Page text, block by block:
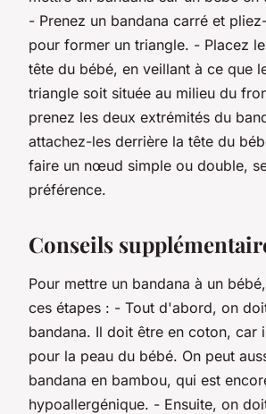
- Prenez un bandana carré et
pour former un triangle. - Placez
tête du bébé, en veillant à ce que
triangle soit située au milieu du
prenez les deux extrémités du
attachez-les derrière la tête du
faire un nœud simple ou double,
préférence.
Conseils
Pour mettre un bandana à un
ces étapes : - Tout d'abord, on
bandana. Il doit être en coton, car
pour la peau du bébé. On peut
bandana en bambou, qui est
hypoallergénique. - Ensuite, on